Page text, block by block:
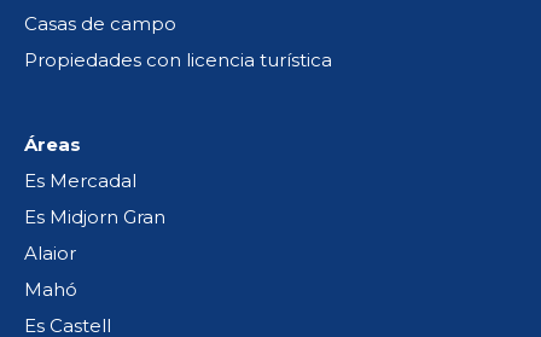
Casas de campo
Propiedades con licencia turística
Áreas
Es Mercadal
Es Midjorn Gran
Alaior
Mahó
Es Castell